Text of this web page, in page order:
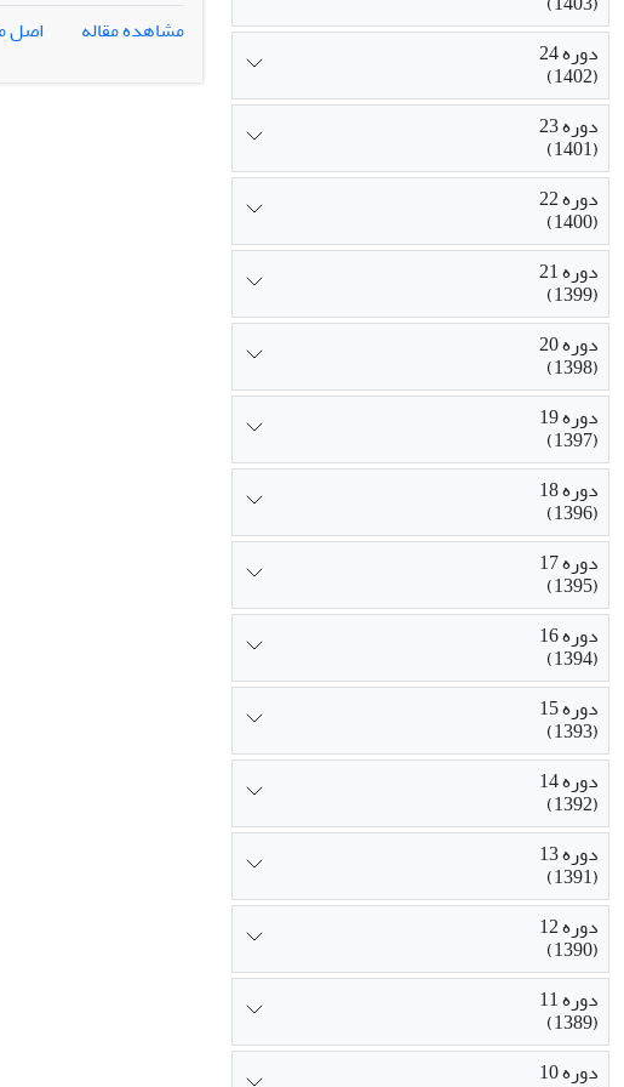
1/36 درصد از مدیریت بدن را تبیین نموده و بیشترین تأثیر مربوط به متغیر پذیرش اجتماعی بدن ‌است.
مشاهده مقاله
اصل
دوره 24
(1402)
دوره 23
(1401)
دوره 22
(1400)
دوره 21
(1399)
دوره 20
(1398)
دوره 19
(1397)
دوره 18
(1396)
دوره 17
(1395)
دوره 16
(1394)
دوره 15
(1393)
دوره 14
(1392)
دوره 13
(1391)
دوره 12
(1390)
دوره 11
(1389)
دوره 10